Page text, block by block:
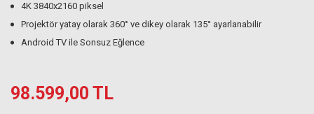
4K 3840x2160 piksel
Projektör yatay olarak 360° ve dikey olarak 135° ayarlanabilir
Android TV ile Sonsuz Eğlence
98.599,00 TL